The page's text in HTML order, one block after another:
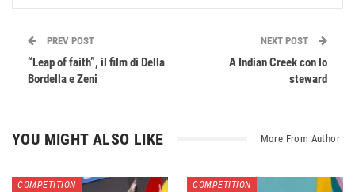
PREV POST
“Leap of faith”, il film di Della
Bordella e Zeni
NEXT POST
A Indian Creek con lo
steward
YOU MIGHT ALSO LIKE More From Author
COMPETITION COMPETITION